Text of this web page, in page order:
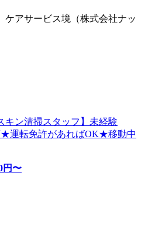
アサービス境（株式会社ナッ
キン清掃スタッフ】未経験
運転免許があればOK★移動中
円〜